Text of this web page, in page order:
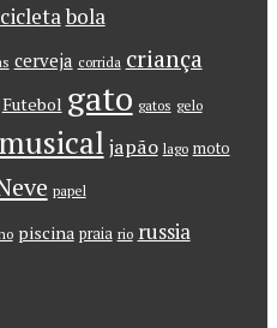
bola
cerveja corrida criança
Futebol gato gatos gelo
japão lago moto
papel
piscina praia rio russia